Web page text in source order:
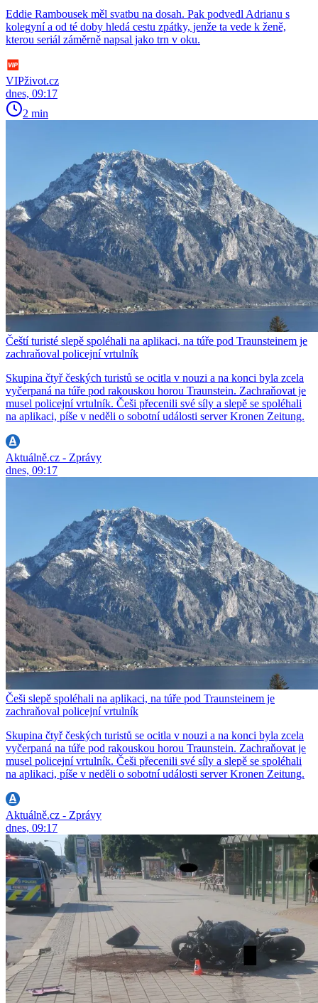
Eddie Rambousek měl svatbu na dosah. Pak podvedl Adrianu s
kolegyní a od té doby hledá cestu zpátky, jenže ta vede k ženě,
kterou seriál záměrně napsal jako trn v oku.
VIPživot.cz
dnes, 09:17
2 min
Čeští turisté slepě spoléhali na aplikaci, na túře pod Traunsteinem je
zachraňoval policejní vrtulník
Skupina čtyř českých turistů se ocitla v nouzi a na konci byla zcela
vyčerpaná na túře pod rakouskou horou Traunstein. Zachraňovat je
musel policejní vrtulník. Češi přecenili své síly a slepě se spoléhali
na aplikaci, píše v neděli o sobotní události server Kronen Zeitung.
Aktuálně.cz - Zprávy
dnes, 09:17
Češi slepě spoléhali na aplikaci, na túře pod Traunsteinem je
zachraňoval policejní vrtulník
Skupina čtyř českých turistů se ocitla v nouzi a na konci byla zcela
vyčerpaná na túře pod rakouskou horou Traunstein. Zachraňovat je
musel policejní vrtulník. Češi přecenili své síly a slepě se spoléhali
na aplikaci, píše v neděli o sobotní události server Kronen Zeitung.
Aktuálně.cz - Zprávy
dnes, 09:17